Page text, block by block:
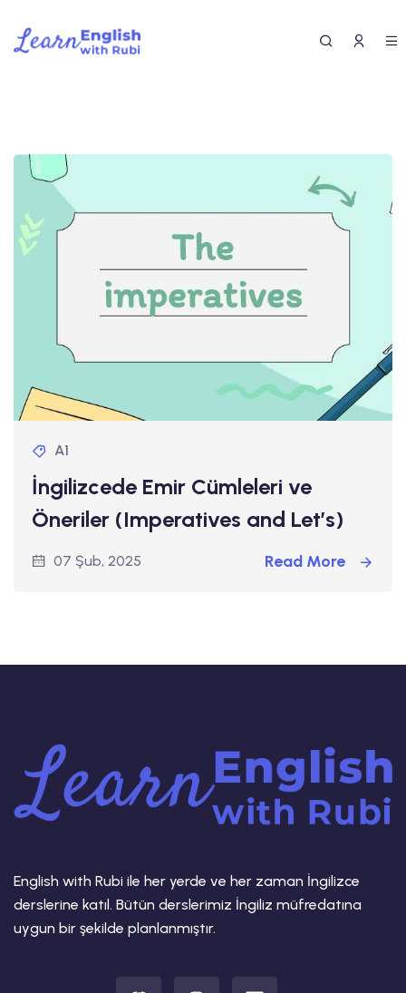
A1
İngilizcede Emir Cümleleri ve
Öneriler (Imperatives and Let’s)
07 Şub, 2025 Read More
English with Rubi ile her yerde ve her zaman İngilizce
derslerine katıl. Bütün derslerimiz İngiliz müfredatına
uygun bir şekilde planlanmıştır.